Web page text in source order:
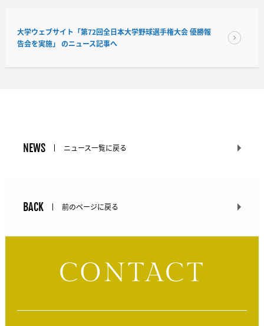
大学ウェブサイト「第72回全日本大学野球選手権大会 優勝報
告会を実施」 のニュース記事へ
NEWS ニュース一覧に戻る
BACK 前のページに戻る
CONTACT